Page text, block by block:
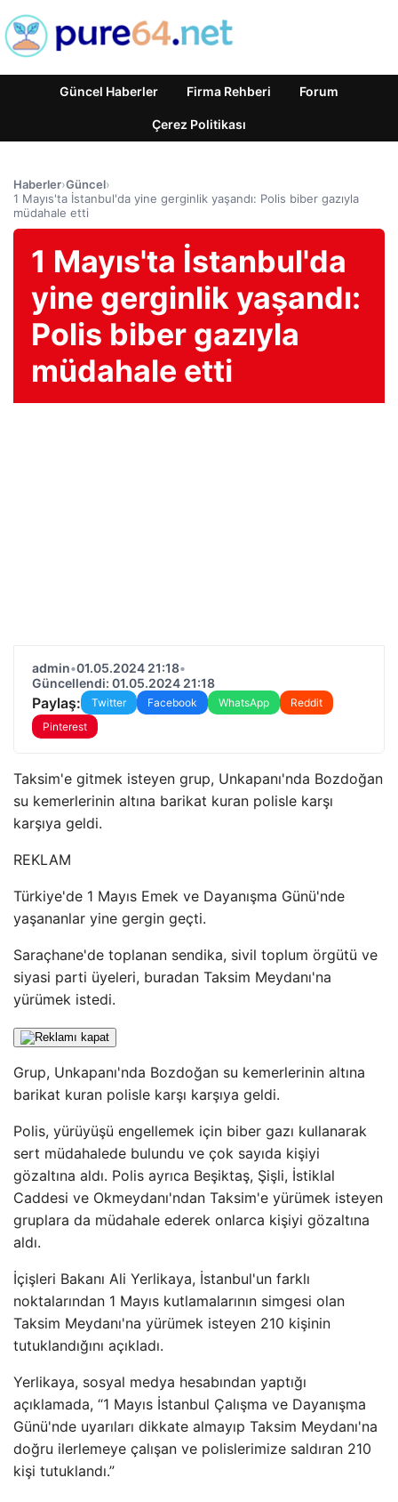
Güncel Haberler Firma Rehberi Forum
Çerez Politikası
Haberler›Güncel›
1 Mayıs'ta İstanbul'da yine gerginlik yaşandı: Polis biber gazıyla
müdahale etti
1 Mayıs'ta İstanbul'da
yine gerginlik yaşandı:
Polis biber gazıyla
müdahale etti
admin•01.05.2024 21:18•
Güncellendi: 01.05.2024 21:18
Paylaş: Twitter Facebook WhatsApp
Reddit
Pinterest
Taksim'e gitmek isteyen grup, Unkapanı'nda Bozdoğan
su kemerlerinin altına barikat kuran polisle karşı
karşıya geldi.
REKLAM
Türkiye'de 1 Mayıs Emek ve Dayanışma Günü'nde
yaşananlar yine gergin geçti.
Saraçhane'de toplanan sendika, sivil toplum örgütü ve
siyasi parti üyeleri, buradan Taksim Meydanı'na
yürümek istedi.
Grup, Unkapanı'nda Bozdoğan su kemerlerinin altına
barikat kuran polisle karşı karşıya geldi.
Polis, yürüyüşü engellemek için biber gazı kullanarak
sert müdahalede bulundu ve çok sayıda kişiyi
gözaltına aldı. Polis ayrıca Beşiktaş, Şişli, İstiklal
Caddesi ve Okmeydanı'ndan Taksim'e yürümek isteyen
gruplara da müdahale ederek onlarca kişiyi gözaltına
aldı.
İçişleri Bakanı Ali Yerlikaya, İstanbul'un farklı
noktalarından 1 Mayıs kutlamalarının simgesi olan
Taksim Meydanı'na yürümek isteyen 210 kişinin
tutuklandığını açıkladı.
Yerlikaya, sosyal medya hesabından yaptığı
açıklamada, “1 Mayıs İstanbul Çalışma ve Dayanışma
Günü'nde uyarıları dikkate almayıp Taksim Meydanı'na
doğru ilerlemeye çalışan ve polislerimize saldıran 210
kişi tutuklandı.”